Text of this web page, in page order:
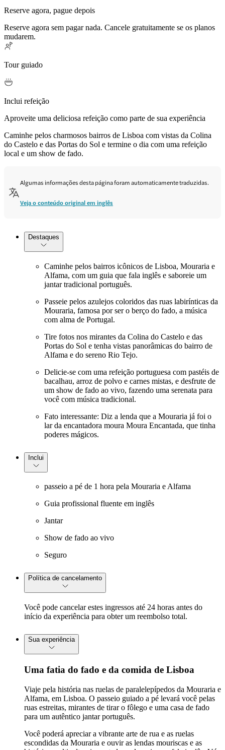
Reserve agora, pague depois
Reserve agora sem pagar nada. Cancele gratuitamente se os planos
mudarem.
Tour guiado
Inclui refeição
Aproveite uma deliciosa refeição como parte de sua experiência
Caminhe pelos charmosos bairros de Lisboa com vistas da Colina
do Castelo e das Portas do Sol e termine o dia com uma refeição
local e um show de fado.
Algumas informações desta página foram automaticamente traduzidas.
Veja o conteúdo original em inglês
Destaques
Caminhe pelos bairros icônicos de Lisboa, Mouraria e
Alfama, com um guia que fala inglês e saboreie um
jantar tradicional português.
Passeie pelos azulejos coloridos das ruas labirínticas da
Mouraria, famosa por ser o berço do fado, a música
com alma de Portugal.
Tire fotos nos mirantes da Colina do Castelo e das
Portas do Sol e tenha vistas panorâmicas do bairro de
Alfama e do sereno Rio Tejo.
Delicie-se com uma refeição portuguesa com pastéis de
bacalhau, arroz de polvo e carnes mistas, e desfrute de
um show de fado ao vivo, fazendo uma serenata para
você com música tradicional.
Fato interessante: Diz a lenda que a Mouraria já foi o
lar da encantadora moura Moura Encantada, que tinha
poderes mágicos.
Inclui
passeio a pé de 1 hora pela Mouraria e Alfama
Guia profissional fluente em inglês
Jantar
Show de fado ao vivo
Seguro
Política de cancelamento
Você pode cancelar estes ingressos até 24 horas antes do
início da experiência para obter um reembolso total.
Sua experiência
Uma fatia do fado e da comida de Lisboa
Viaje pela história nas ruelas de paralelepípedos da Mouraria e
Alfama, em Lisboa. O passeio guiado a pé levará você pelas
ruas estreitas, mirantes de tirar o fôlego e uma casa de fado
para um autêntico jantar português.
Você poderá apreciar a vibrante arte de rua e as ruelas
escondidas da Mouraria e ouvir as lendas mouriscas e as